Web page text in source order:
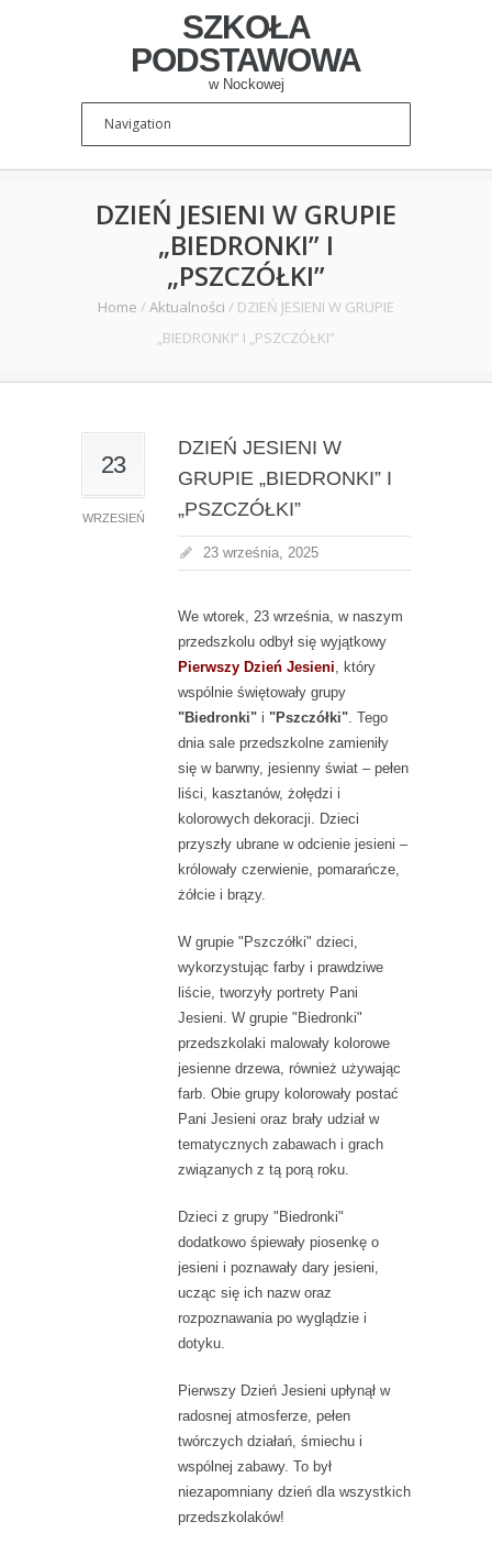
SZKOŁA
PODSTAWOWA
w Nockowej
DZIEŃ JESIENI W GRUPIE
„BIEDRONKI” I
„PSZCZÓŁKI”
Home / Aktualności / DZIEŃ JESIENI W GRUPIE
„BIEDRONKI” I „PSZCZÓŁKI”
23
WRZESIEŃ
DZIEŃ JESIENI W
GRUPIE „BIEDRONKI” I
„PSZCZÓŁKI”
23 września, 2025
We wtorek, 23 września, w naszym
przedszkolu odbył się wyjątkowy
Pierwszy Dzień Jesieni, który
wspólnie świętowały grupy
"Biedronki" i "Pszczółki". Tego
dnia sale przedszkolne zamieniły
się w barwny, jesienny świat – pełen
liści, kasztanów, żołędzi i
kolorowych dekoracji. Dzieci
przyszły ubrane w odcienie jesieni –
królowały czerwienie, pomarańcze,
żółcie i brązy.
W grupie "Pszczółki" dzieci,
wykorzystując farby i prawdziwe
liście, tworzyły portrety Pani
Jesieni. W grupie "Biedronki"
przedszkolaki malowały kolorowe
jesienne drzewa, również używając
farb. Obie grupy kolorowały postać
Pani Jesieni oraz brały udział w
tematycznych zabawach i grach
związanych z tą porą roku.
Dzieci z grupy "Biedronki"
dodatkowo śpiewały piosenkę o
jesieni i poznawały dary jesieni,
ucząc się ich nazw oraz
rozpoznawania po wyglądzie i
dotyku.
Pierwszy Dzień Jesieni upłynął w
radosnej atmosferze, pełen
twórczych działań, śmiechu i
wspólnej zabawy. To był
niezapomniany dzień dla wszystkich
przedszkolaków!